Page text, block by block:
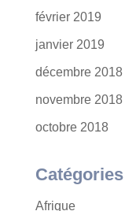
février 2019
janvier 2019
décembre 2018
novembre 2018
octobre 2018
Catégories
Afrique